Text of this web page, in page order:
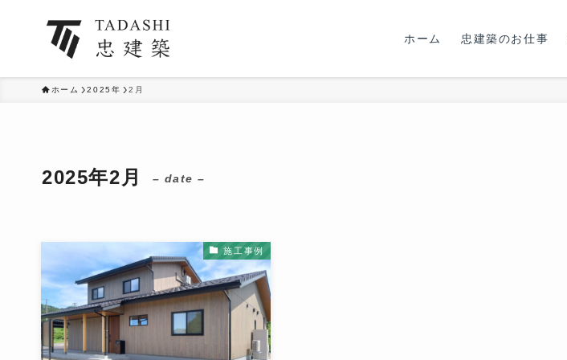
ホーム 忠建築のお仕事
ホーム 2025年 2月
2025年2月 – date –
施工事例